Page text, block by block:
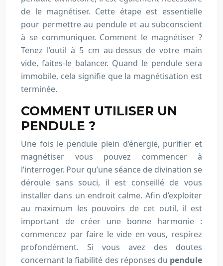
de le magnétiser. Cette étape est essentielle
pour permettre au pendule et au subconscient
à se communiquer. Comment le magnétiser ?
Tenez l’outil à 5 cm au-dessus de votre main
vide, faites-le balancer. Quand le pendule sera
immobile, cela signifie que la magnétisation est
terminée.
COMMENT UTILISER UN
PENDULE ?
Une fois le pendule plein d’énergie, purifier et
magnétiser vous pouvez commencer à
l’interroger. Pour qu’une séance de divination se
déroule sans souci, il est conseillé de vous
installer dans un endroit calme. Afin d’exploiter
au maximum les pouvoirs de cet outil, il est
important de créer une bonne harmonie :
commencez par faire le vide en vous, respirez
profondément. Si vous avez des doutes
concernant la fiabilité des réponses du pendule